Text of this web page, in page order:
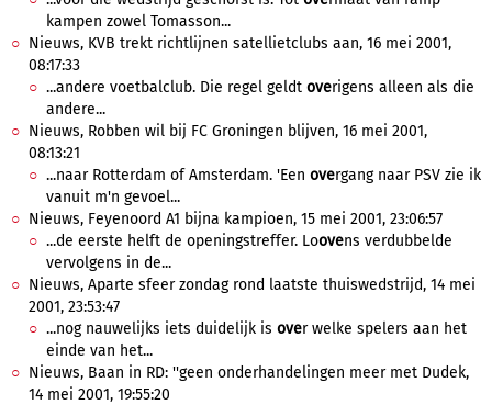
kampen zowel Tomasson...
Nieuws, KVB trekt richtlijnen satellietclubs aan, 16 mei 2001,
08:17:33
...andere voetbalclub. Die regel geldt overigens alleen als die
andere...
Nieuws, Robben wil bij FC Groningen blijven, 16 mei 2001,
08:13:21
...naar Rotterdam of Amsterdam. 'Een overgang naar PSV zie ik
vanuit m'n gevoel...
Nieuws, Feyenoord A1 bijna kampioen, 15 mei 2001, 23:06:57
...de eerste helft de openingstreffer. Loovens verdubbelde
vervolgens in de...
Nieuws, Aparte sfeer zondag rond laatste thuiswedstrijd, 14 mei
2001, 23:53:47
...nog nauwelijks iets duidelijk is over welke spelers aan het
einde van het...
Nieuws, Baan in RD: ''geen onderhandelingen meer met Dudek,
14 mei 2001, 19:55:20